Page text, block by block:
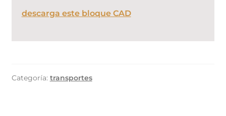
descarga este bloque CAD
Categoría: transportes